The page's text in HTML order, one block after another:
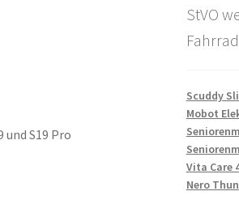
S19 Pro
StVO
Scuddy
Mobot
Vita Care
Nero